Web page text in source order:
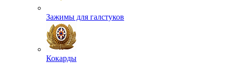
Зажимы для галстуков
Кокарды